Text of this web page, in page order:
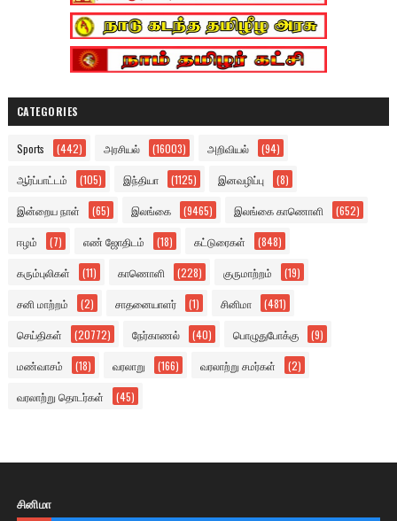
CATEGORIES
Sports (442) அரசியல் (16003) அறிவியல் (94)
ஆர்ப்பாட்டம் (105) இந்தியா (1125) இனவழிப்பு (8)
இன்றைய நாள் (65) இலங்கை (9465) இலங்கை காணொளி (652)
ஈழம் (7) எண் ஜோதிடம் (18) கட்டுரைகள் (848)
கரும்புலிகள் (11) காணொளி (228) குருமாற்றம் (19)
சனி மாற்றம் (2) சாதனையாளர் (1) சினிமா (481)
செய்திகள் (20772) நேர்காணல் (40) பொழுதுபோக்கு (9)
மண்வாசம் (18) வரலாறு (166) வரலாற்று சமர்கள் (2)
வரலாற்று தொடர்கள் (45)
சினிமா